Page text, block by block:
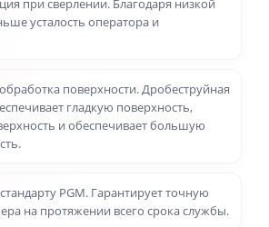
при сверлении. Благодаря низкой
усталость оператора и
поверхности. Дробеструйная
гладкую поверхность,
и обеспечивает большую
PGM. Гарантирует точную
на протяжении всего срока службы.